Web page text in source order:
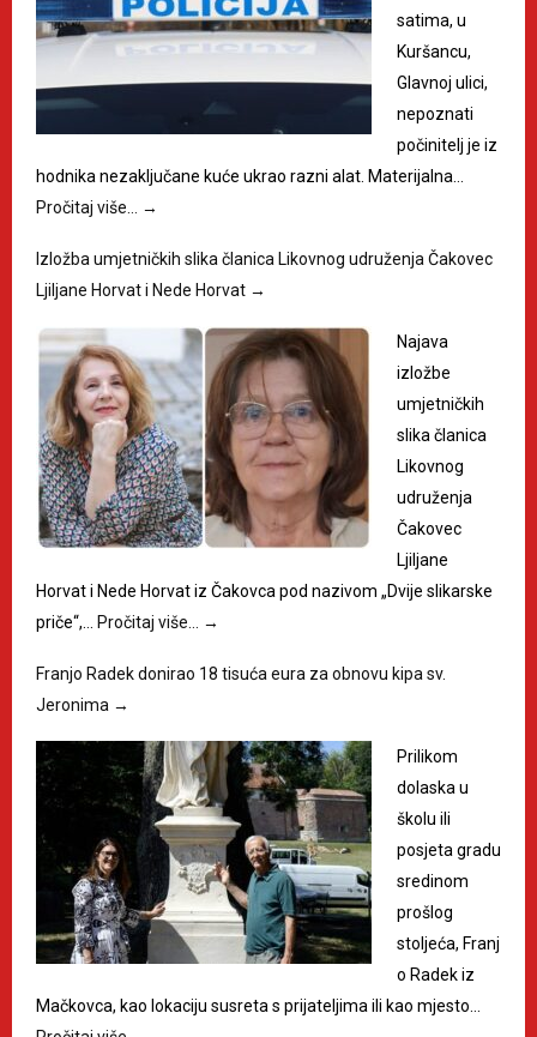
satima, u
Kuršancu,
Glavnoj ulici,
nepoznati
počinitelj je iz
hodnika nezaključane kuće ukrao razni alat. Materijalna…
Pročitaj više…
→
Izložba umjetničkih slika članica Likovnog udruženja Čakovec
Ljiljane Horvat i Nede Horvat →
Najava
izložbe
umjetničkih
slika članica
Likovnog
udruženja
Čakovec
Ljiljane
Horvat i Nede Horvat iz Čakovca pod nazivom „Dvije slikarske
priče“,…
Pročitaj više… →
Franjo Radek donirao 18 tisuća eura za obnovu kipa sv.
Jeronima →
Prilikom
dolaska u
školu ili
posjeta gradu
sredinom
prošlog
stoljeća, Franj
o Radek iz
Mačkovca, kao lokaciju susreta s prijateljima ili kao mjesto…